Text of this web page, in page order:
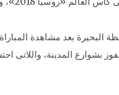
البحيرة بعد مشاهدة
بشوارع المدينة،